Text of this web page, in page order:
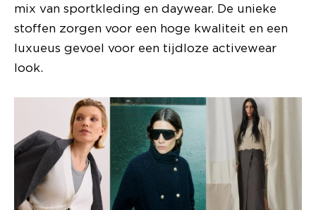
mix van sportkleding en daywear. De unieke
stoffen zorgen voor een hoge kwaliteit en een
luxueus gevoel voor een tijdloze activewear
look.